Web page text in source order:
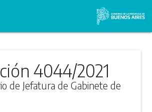
4044/2021
de Jefatura de Gabinete de